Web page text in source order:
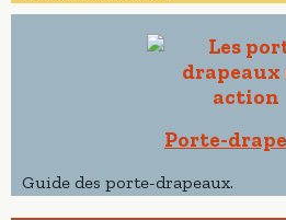
Porte-
Guide des porte-drapeaux.